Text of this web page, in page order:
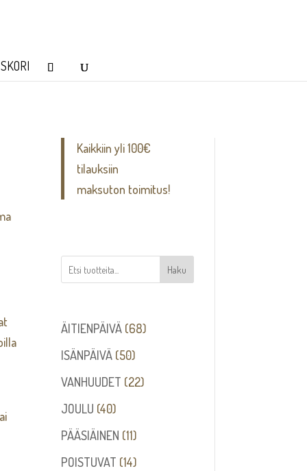
Kaikkiin yli 100€
tilauksiin
maksuton toimitus!
Haku
ÄITIENPÄIVÄ 6868
ISÄNPÄIVÄ 5050
tuotetta
VANHUUDET 2222
JOULU 4040
tuotetta
PÄÄSIÄINEN 1111
tuotetta
POISTUVAT 1414